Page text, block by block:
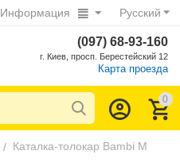
Русский
Информация
(097) 68-93-160
г. Киев, просп. Берестейский 12
Карта проезда
0
/ Каталка-толокар Bambi M